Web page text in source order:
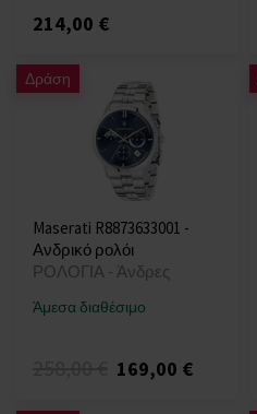
214,00 €
Δράση
Maserati R8873633001 -
Ανδρικό ρολόι
ΡΟΛΟΓΙΑ - Άνδρες
Άμεσα διαθέσιμο
169,00 €